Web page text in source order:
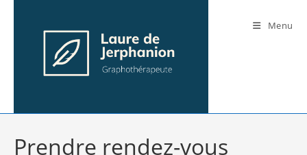
Menu
Prendre rendez-vous